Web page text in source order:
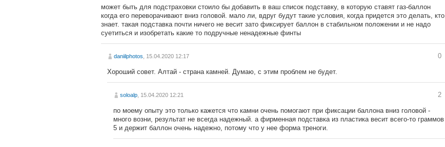
может быть для подстраховки стоило бы добавить в ваш список подставку, в которую ставят газ-баллон
когда его переворачивают вниз головой. мало ли, вдруг будут такие условия, когда придется это делать, кто
знает. такая подставка почти ничего не весит зато фиксирует баллон в стабильном положении и не надо
суетиться и изобретать какие то подручные ненадежные финты
daniilphotos , 15.04.2020 12:17 0
Хороший совет. Алтай - страна камней. Думаю, с этим проблем не будет.
soloalp , 15.04.2020 12:21 2
по моему опыту это только кажется что камни очень помогают при фиксации баллона вниз головой -
много возни, результат не всегда надежный. а фирменная подставка из пластика весит всего-то граммов
5 и держит баллон очень надежно, потому что у нее форма треноги.